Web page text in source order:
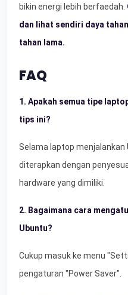
bikin energi lebih berfaedah.
dan lihat sendiri daya
tahan lama.
FAQ
1. Apakah semua tipe
tips ini?
Selama laptop
diterapkan dengan
hardware yang dimiliki.
2. Bagaimana cara
Ubuntu?
Cukup masuk ke menu
pengaturan "Power Saver".